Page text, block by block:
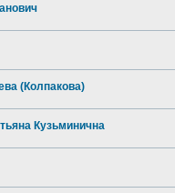
(Колпакова)
Кузьминична